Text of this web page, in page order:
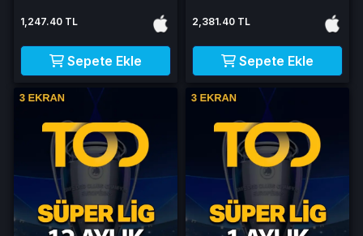
1,247.40 TL
Sepete Ekle
2,381.40 TL
Sepete Ekle